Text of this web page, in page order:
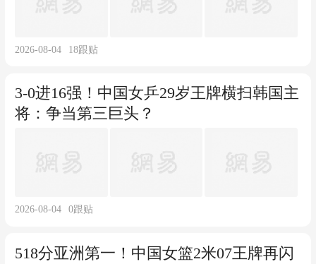
2026-08-04 18跟贴
3-0进16强！中国女乒29岁王牌横扫韩国主
将：争当第三巨头？
2026-08-04 0跟贴
518分亚洲第一！中国女篮2米07王牌再闪